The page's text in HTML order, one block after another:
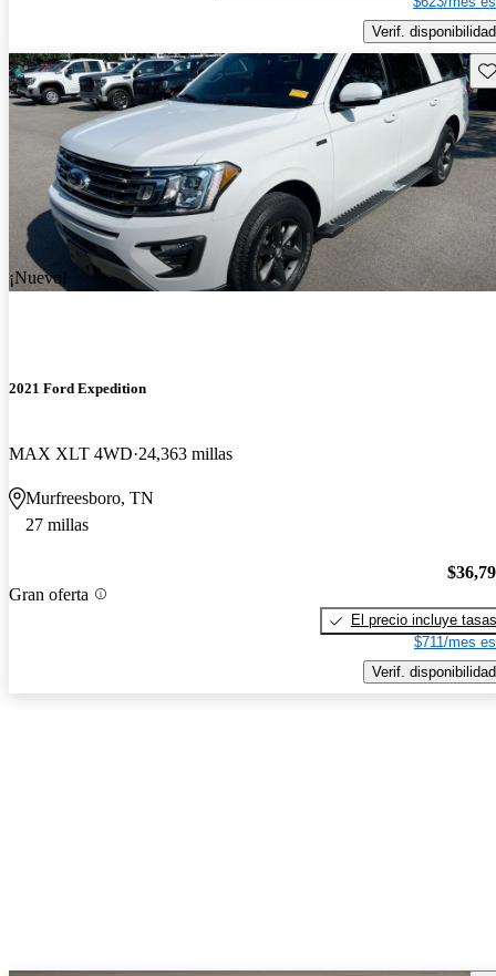
Verif. disponibilidad
¡Nuevo!
2021 Ford Expedition
MAX XLT 4WD 24,363 millas
Murfreesboro, TN
27 millas
Gran oferta
El precio incluye tasas
$711/mes
Verif. disponibilidad